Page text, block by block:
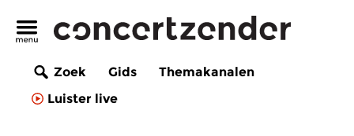
Zoek Gids
Themakanalen
Luister live